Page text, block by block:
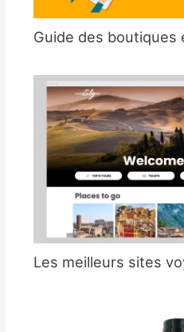
Guide des boutiques
Les meilleurs sites